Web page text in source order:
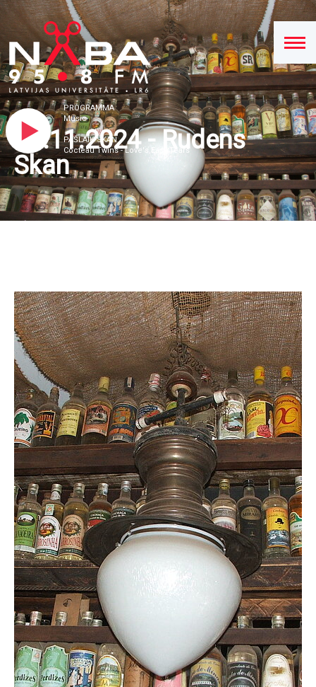
PROGRAMMA
Music
PAŠLAIK SKAN
Cocteau Twins - Love's Easy Tears
12.11.2024 - Rudens
Skan